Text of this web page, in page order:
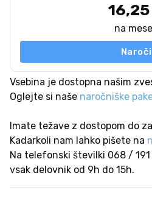
na
Naroči
Vsebina je dostopna našim
Oglejte si naše naročniške
Imate težave z dostopom do
Kadarkoli nam lahko pišete na
Na telefonski številki 068 / 191
vsak delovnik od 9h do 15h.